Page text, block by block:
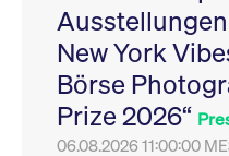
Ausstellungen
New York
Börse
Prize 2026“
06.08.2026 11:00:00
VISITOR_PRIVACY_METADATA